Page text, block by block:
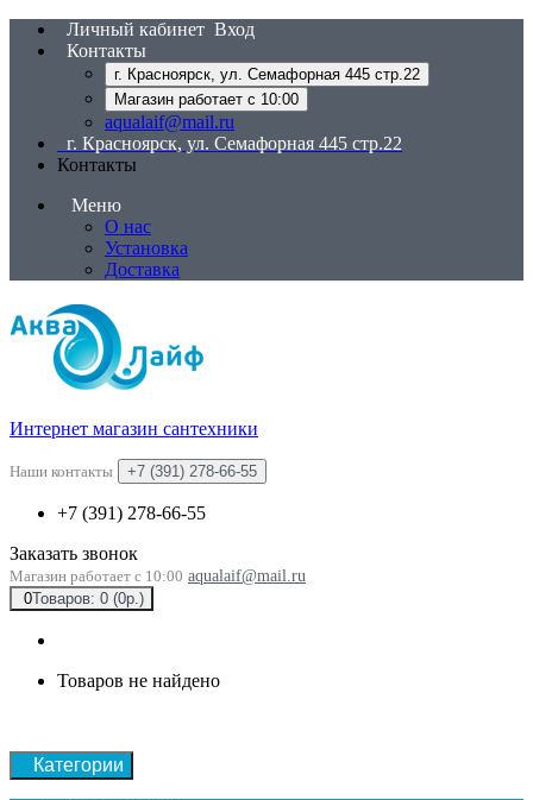
Личный кабинет Вход
Контакты
г. Красноярск, ул. Семафорная 445 стр.22
Магазин работает с 10:00
aqualaif@mail.ru
г. Красноярск, ул. Семафорная 445 стр.22
Контакты
Меню
О нас
Установка
Доставка
Интернет магазин сантехники
Наши контакты +7 (391) 278-66-55
+7 (391) 278-66-55
Заказать звонок
Магазин работает с 10:00 aqualaif@mail.ru
0Товаров: 0 (0р.)
Товаров не найдено
Категории